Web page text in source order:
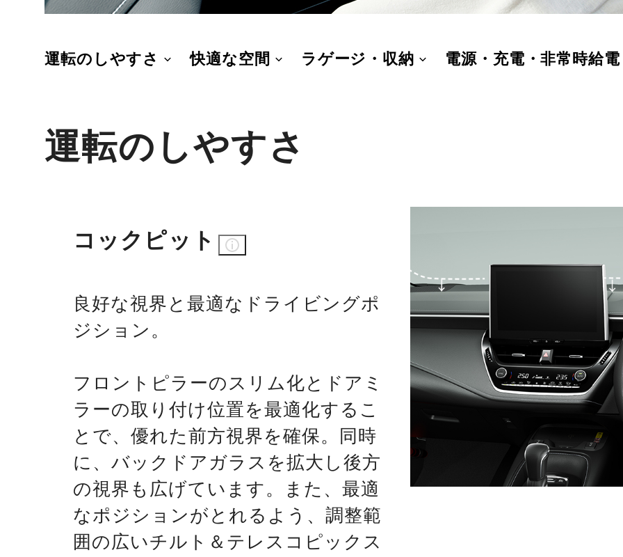
運転のしやすさ 快適な空間 ラゲージ・収納 電源・充電・非常時給電
運転のしやすさ
コックピット
良好な視界と最適なドライビングポ
ジション。
フロントピラーのスリム化とドアミ
ラーの取り付け位置を最適化するこ
とで、優れた前方視界を確保。同時
に、バックドアガラスを拡大し後方
の視界も広げています。また、最適
なポジションがとれるよう、調整範
囲の広いチルト＆テレスコピックス